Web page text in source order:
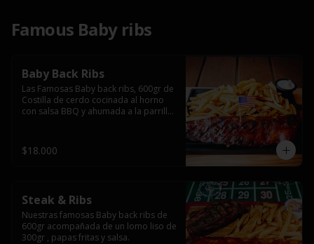
Famous Baby ribs
Baby Back Ribs
Las Famosas Baby back ribs, 600gr de
Costilla de cerdo cocinada al horno
con salsa BBQ y ahumada a la parrilla
$18.000
Steak & Ribs
Nuestras famosas Baby back ribs de
600gr acompañada de un lomo liso de
300gr , papas fritas y salsa.